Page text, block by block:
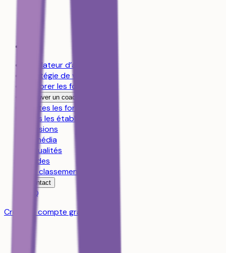
Simulateur d’admission
Stratégie de vœux
Explorer les formations
Trouver un coach
Toutes les formations
Tous les établissements
Révisions
Le média
Actualités
Guides
Les classements
Contact
FAQ
Créer un compte gratuit